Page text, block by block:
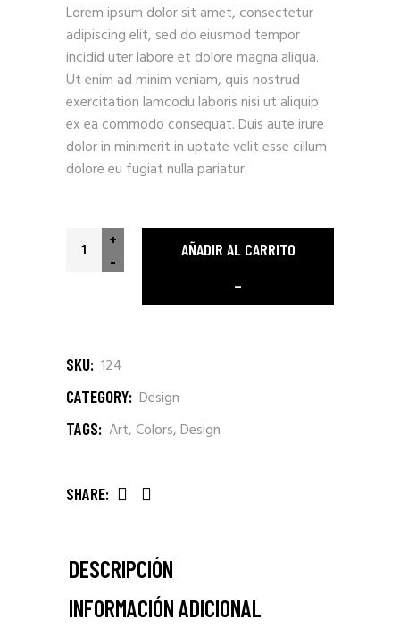
Lorem ipsum dolor sit amet, consectetur
adipiscing elit, sed do eiusmod tempor
incidid uter labore et dolore magna aliqua.
Ut enim ad minim veniam, quis nostrud
exercitation lamcodu laboris nisi ut aliquip
ex ea commodo consequat. Duis aute irure
dolor in minimerit in uptate velit esse cillum
dolore eu fugiat nulla pariatur.
Color Block quantity
-
+ AÑADIR AL CARRITO
SKU: 124
CATEGORY: Design
TAGS: Art,Colors,Design
SHARE:
DESCRIPCIÓN
INFORMACIÓN ADICIONAL